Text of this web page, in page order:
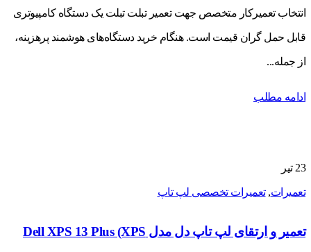
انتخاب تعمیرکار متخصص جهت تعمیر تبلت تبلت یک دستگاه کامپیوتری
قابل حمل گران قیمت است. هنگام خرید دستگاه‌های هوشمند پرهزینه،
از جمله...
ادامه مطلب
23 تیر
تعمیرات,تعمیرات تخصصی لپ تاپ
تعمیر و ارتقای لپ تاپ دل مدل Dell XPS 13 Plus (XPS